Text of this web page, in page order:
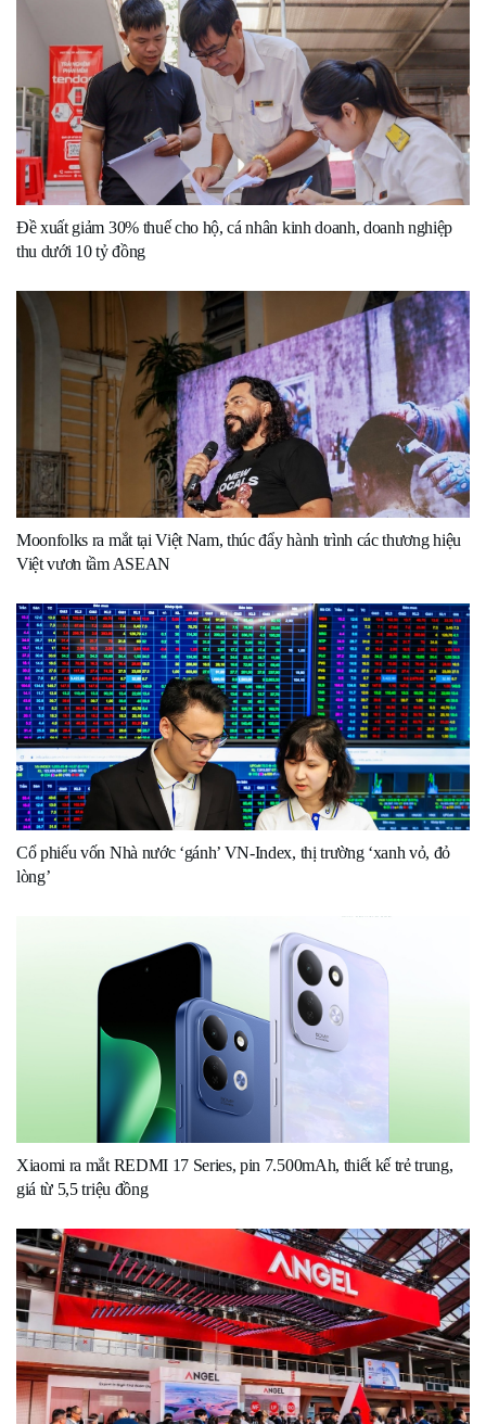
Đề xuất giảm 30% thuế cho hộ, cá nhân kinh doanh, doanh nghiệp
thu dưới 10 tỷ đồng
Moonfolks ra mắt tại Việt Nam, thúc đẩy hành trình các thương hiệu
Việt vươn tầm ASEAN
Cổ phiếu vốn Nhà nước ‘gánh’ VN-Index, thị trường ‘xanh vỏ, đỏ
lòng’
Xiaomi ra mắt REDMI 17 Series, pin 7.500mAh, thiết kế trẻ trung,
giá từ 5,5 triệu đồng